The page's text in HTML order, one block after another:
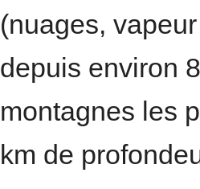
(nuages,
depuis environ
montagnes les
km de